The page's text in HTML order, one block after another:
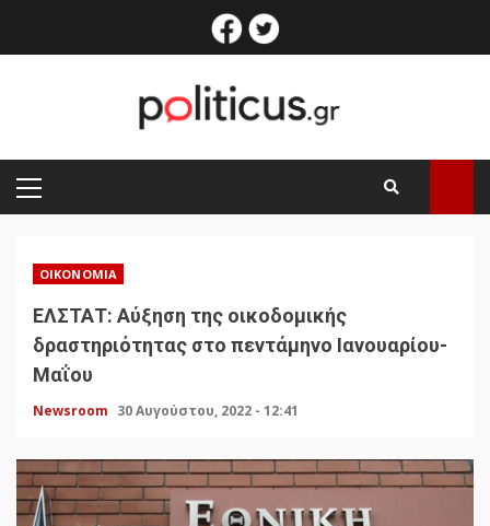
facebook
PRIMARY
MENU
ΟΙΚΟΝΟΜΊΑ
ΕΛΣΤΑΤ: Αύξηση της οικοδομικής
δραστηριότητας στο πεντάμηνο Ιανουαρίου-
Μαΐου
Newsroom 30 Αυγούστου, 2022 - 12:41